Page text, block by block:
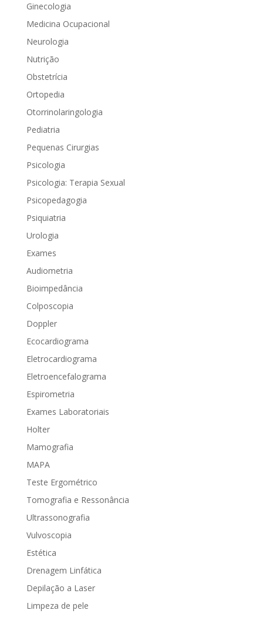
Ginecologia
Medicina Ocupacional
Neurologia
Nutrição
Obstetrícia
Ortopedia
Otorrinolaringologia
Pediatria
Pequenas Cirurgias
Psicologia
Psicologia: Terapia Sexual
Psicopedagogia
Psiquiatria
Urologia
Exames
Audiometria
Bioimpedância
Colposcopia
Doppler
Ecocardiograma
Eletrocardiograma
Eletroencefalograma
Espirometria
Exames Laboratoriais
Holter
Mamografia
MAPA
Teste Ergométrico
Tomografia e Ressonância
Ultrassonografia
Vulvoscopia
Estética
Drenagem Linfática
Depilação a Laser
Limpeza de pele